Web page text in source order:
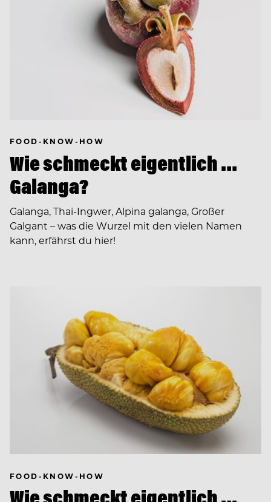
FOOD-KNOW-HOW
Wie schmeckt eigentlich …
Galanga?
Galanga, Thai-Ingwer, Alpina galanga, Großer
Galgant – was die Wurzel mit den vielen Namen
kann, erfährst du hier!
FOOD-KNOW-HOW